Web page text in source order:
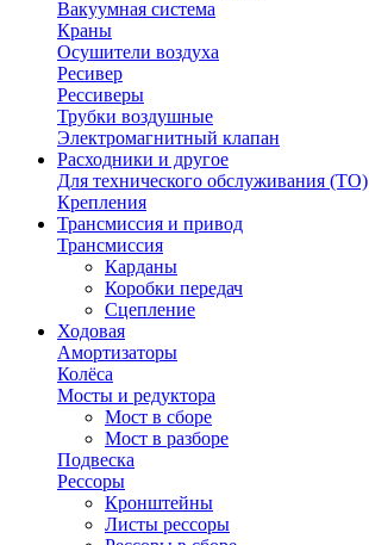
Вакуумная система
Краны
Осушители воздуха
Ресивер
Рессиверы
Трубки воздушные
Электромагнитный клапан
Расходники и другое
Для технического обслуживания (ТО)
Крепления
Трансмиссия и привод
Трансмиссия
Карданы
Коробки передач
Сцепление
Ходовая
Амортизаторы
Колёса
Мосты и редуктора
Мост в сборе
Мост в разборе
Подвеска
Рессоры
Кронштейны
Листы рессоры